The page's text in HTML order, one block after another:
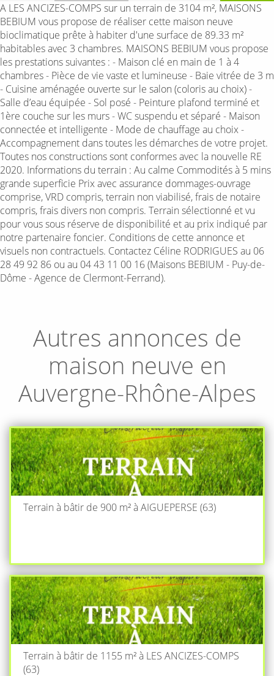
A LES ANCIZES-COMPS sur un terrain de 3104 m², MAISONS
BEBIUM vous propose de réaliser cette maison neuve
bioclimatique prête à habiter d'une surface de 89.33 m²
habitables avec 3 chambres. MAISONS BEBIUM vous propose
les prestations suivantes : - Maison clé en main de 1 à 4
chambres - Pièce de vie vaste et lumineuse - Baie vitrée de 3 m
- Cuisine aménagée ouverte sur le salon (coloris au choix) -
Salle d’eau équipée - Sol posé - Peinture plafond terminé et
1ère couche sur les murs - WC suspendu et séparé - Maison
connectée et intelligente - Mode de chauffage au choix -
Accompagnement dans toutes les démarches de votre projet.
Toutes nos constructions sont conformes avec la nouvelle RE
2020. Informations du terrain : Au calme Commodités à 5 mins
grande superficie Prix avec assurance dommages-ouvrage
comprise, VRD compris, terrain non viabilisé, frais de notaire
compris, frais divers non compris. Terrain sélectionné et vu
pour vous sous réserve de disponibilité et au prix indiqué par
notre partenaire foncier. Conditions de cette annonce et
visuels non contractuels. Contactez Céline RODRIGUES au 06
28 49 92 86 ou au 04 43 11 00 16 (Maisons BEBIUM - Puy-de-
Dôme - Agence de Clermont-Ferrand).
Autres annonces de
maison neuve en
Auvergne-Rhône-Alpes
Terrain à bâtir de 900 m² à AIGUEPERSE (63)
Terrain à bâtir de 1155 m² à LES ANCIZES-COMPS
(63)